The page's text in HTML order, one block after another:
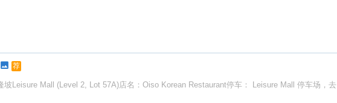
荐
Leisure Mall (Level 2, Lot 57A)店名：Oiso Korean Restaurant停车： Leisure Mall 停车场，去